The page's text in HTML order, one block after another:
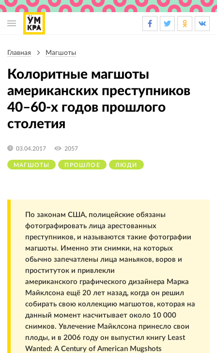
навигации
Главная Магшоты
Колоритные магшоты
американских преступников
40–60-х годов прошлого
столетия
МАГШОТЫ ПРОШЛОЕ ЛЮДИ
03.04.2017 2057
По законам США, полицейские обязаны
фотографировать лица арестованных
преступников, и называются такие фотографии
магшоты. Именно эти снимки, на которых
обычно запечатлены лица маньяков, воров и
проституток и привлекли
американского графического дизайнера Марка
Майклсона ещё 20 лет назад, когда он решил
собирать свою коллекцию магшотов, которая на
данный момент насчитывает около 10 000
снимков. Увлечение Майклсона принесло свои
плоды, и в 2006 году он выпустил книгу Least
Wanted: A Century of American Mugshots